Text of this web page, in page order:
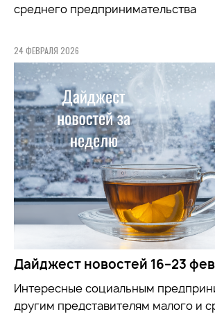
среднего предпринимательства
24 ФЕВРАЛЯ 2026
Дайджест новостей 16–23
Интересные социальным
другим представителям малого и